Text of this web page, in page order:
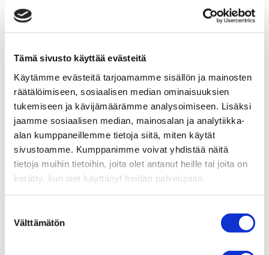
Tämä sivusto käyttää evästeitä
Käytämme evästeitä tarjoamamme sisällön ja mainosten
räätälöimiseen, sosiaalisen median ominaisuuksien
tukemiseen ja kävijämäärämme analysoimiseen. Lisäksi
jaamme sosiaalisen median, mainosalan ja analytiikka-
alan kumppaneillemme tietoja siitä, miten käytät
sivustoamme. Kumppanimme voivat yhdistää näitä
tietoja muihin tietoihin, joita olet antanut heille tai joita on
kerätty, kun olet käyttänyt heidän palvelujaan.
valinta
Välttämätön
Asta Sandbacka
Psykoterapeutti­, psykologi